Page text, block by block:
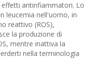
antinfiammatori. Lo
leucemia nell'uomo, in
reattivo (ROS),
la produzione di
mentre inattiva la
nella terminologia